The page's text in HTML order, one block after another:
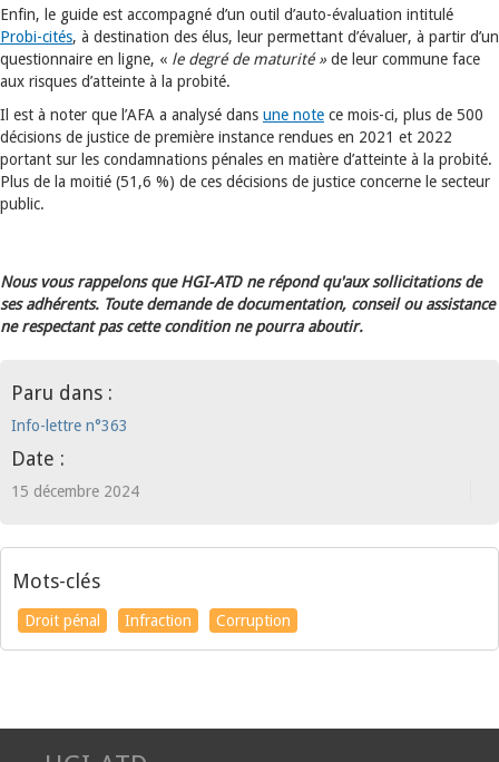
Enfin, le guide est accompagné d’un outil d’auto-évaluation intitulé
Probi-cités, à destination des élus, leur permettant d’évaluer, à partir d’un
questionnaire en ligne, « le degré de maturité » de leur commune face
aux risques d’atteinte à la probité.
Il est à noter que l’AFA a analysé dans une note ce mois-ci, plus de 500
décisions de justice de première instance rendues en 2021 et 2022
portant sur les condamnations pénales en matière d’atteinte à la probité.
Plus de la moitié (51,6 %) de ces décisions de justice concerne le secteur
public.
Nous vous rappelons que HGI-ATD ne répond qu'aux sollicitations de
ses adhérents. Toute demande de documentation, conseil ou assistance
ne respectant pas cette condition ne pourra aboutir.
Paru dans :
Info-lettre n°363
Date :
15 décembre 2024
Mots-clés
Droit pénal Infraction Corruption